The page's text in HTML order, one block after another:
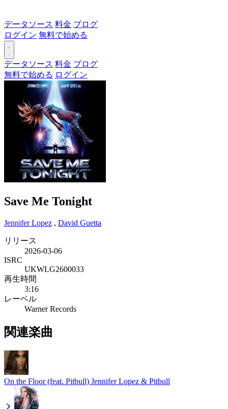
データソース 料金 ブログ
ログイン 無料で始める
データソース 料金 ブログ
無料で始める ログイン
Save Me Tonight
Jennifer Lopez , David Guetta
リリース
2026-03-06
ISRC
UKWLG2600033
再生時間
3:16
レーベル
Warner Records
関連楽曲
On the Floor (feat. Pitbull) Jennifer Lopez & Pitbull